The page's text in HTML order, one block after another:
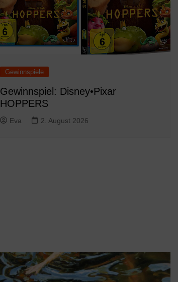
Gewinnspiele
Gewinnspiel: Disney•Pixar
HOPPERS
Eva 2. August 2026